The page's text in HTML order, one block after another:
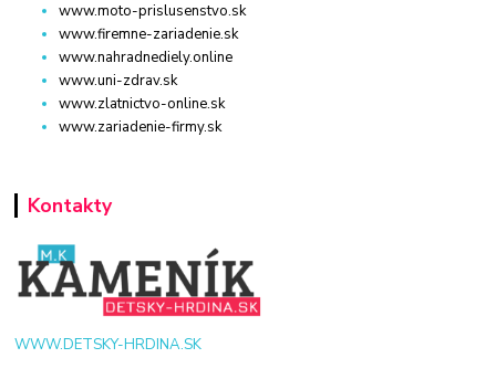
www.moto-prislusenstvo.sk
www.firemne-zariadenie.sk
www.nahradnediely.online
www.uni-zdrav.sk
www.zlatnictvo-online.sk
www.zariadenie-firmy.sk
Kontakty
WWW.DETSKY-HRDINA.SK